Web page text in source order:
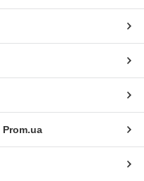
Prom.ua